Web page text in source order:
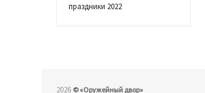
праздники 2022
2026 ©«Оружейный двор»